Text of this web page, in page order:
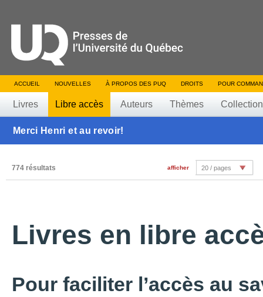
ACCUEIL NOUVELLES À PROPOS DES PUQ DROITS POUR
Livres Libre accès Auteurs Thèmes
Merci Henri et au revoir!
774 résultats afficher 20 / pages
Livres en libre
Pour faciliter l’accès au